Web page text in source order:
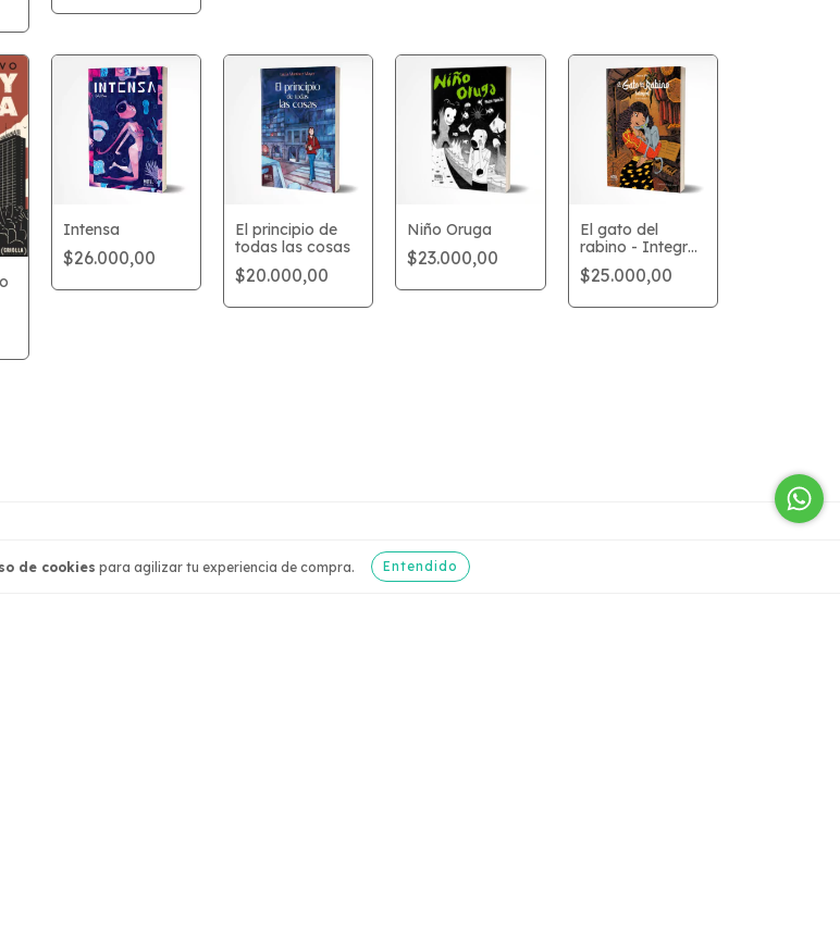
de cookies para agilizar tu experiencia de compra. Entendido
Intensa
$26.000,00
El principio de
todas las cosas
$20.000,00
Niño Oruga
$23.000,00
El gato del
rabino - Integral
vol. 1
$25.000,00
Contactános